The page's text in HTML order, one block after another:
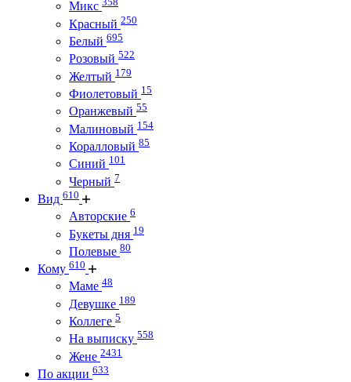
Микс
Красный 250
Белый 695
Розовый 522
Желтый 179
Фиолетовый 15
Оранжевый 55
Малиновый 154
Коралловый 85
Синий 101
Черный 7
Вид 610
Авторские 6
Букеты дня 19
Полевые 80
Кому 610
Маме 48
Девушке 189
Коллеге 5
На выписку 558
Жене 2431
По акции 633